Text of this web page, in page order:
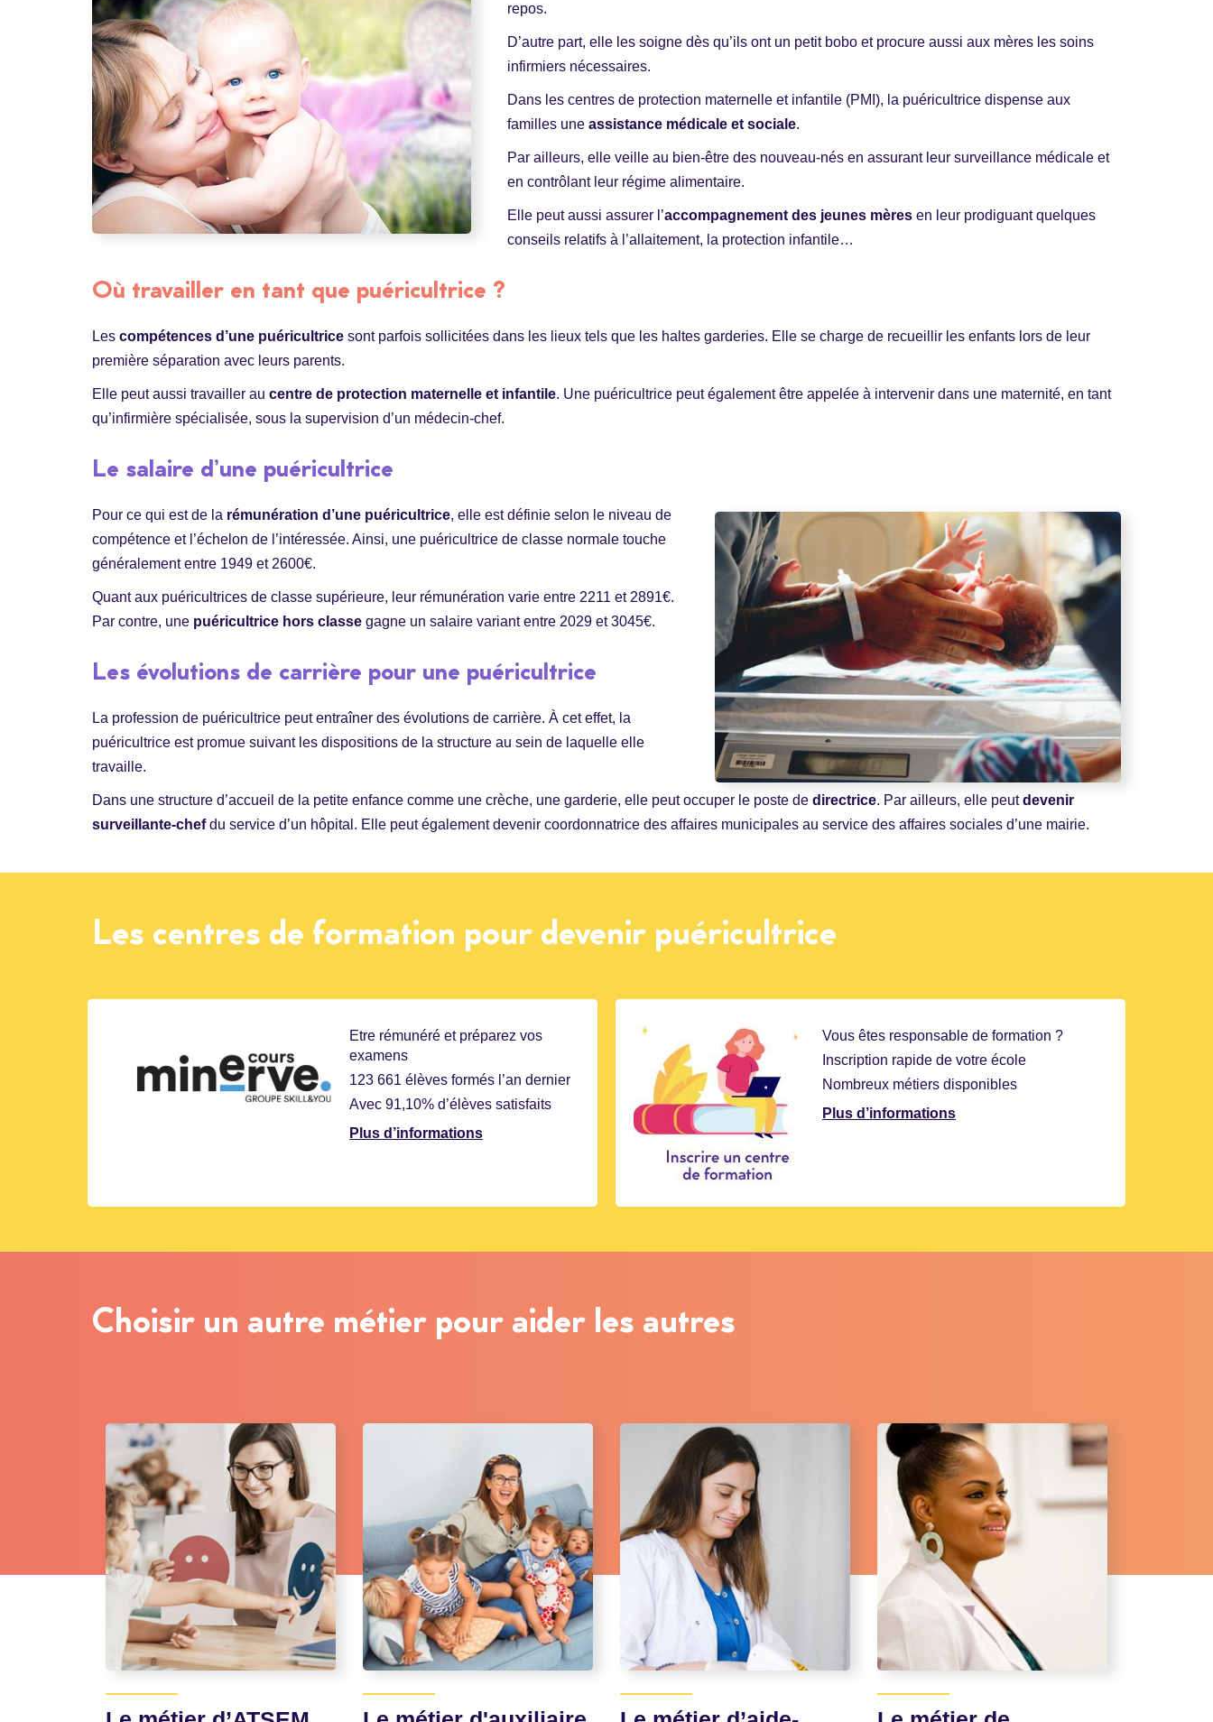
repos.
D’autre part, elle les soigne dès qu’ils ont un petit bobo et procure aussi aux mères les soins
infirmiers nécessaires.
Dans les centres de protection maternelle et infantile (PMI), la puéricultrice dispense aux
familles une assistance médicale et sociale.
Par ailleurs, elle veille au bien-être des nouveau-nés en assurant leur surveillance médicale et
en contrôlant leur régime alimentaire.
Elle peut aussi assurer l’accompagnement des jeunes mères en leur prodiguant quelques
conseils relatifs à l’allaitement, la protection infantile…
Où travailler en tant que puéricultrice ?
Les compétences d’une puéricultrice sont parfois sollicitées dans les lieux tels que les haltes garderies. Elle se charge de recueillir les enfants lors de leur
première séparation avec leurs parents.
Elle peut aussi travailler au centre de protection maternelle et infantile. Une puéricultrice peut également être appelée à intervenir dans une maternité, en tant
qu’infirmière spécialisée, sous la supervision d’un médecin-chef.
Le salaire d’une puéricultrice
Pour ce qui est de la rémunération d’une puéricultrice, elle est définie selon le niveau de
compétence et l’échelon de l’intéressée. Ainsi, une puéricultrice de classe normale touche
généralement entre 1949 et 2600€.
Quant aux puéricultrices de classe supérieure, leur rémunération varie entre 2211 et 2891€.
Par contre, une puéricultrice hors classe gagne un salaire variant entre 2029 et 3045€.
Les évolutions de carrière pour une puéricultrice
La profession de puéricultrice peut entraîner des évolutions de carrière. À cet effet, la
puéricultrice est promue suivant les dispositions de la structure au sein de laquelle elle
travaille.
Dans une structure d’accueil de la petite enfance comme une crèche, une garderie, elle peut occuper le poste de directrice. Par ailleurs, elle peutdevenir
surveillante-chefdu service d’un hôpital. Elle peut également devenir coordonnatrice des affaires municipales au service des affaires sociales d’une mairie.
Les centres de formation pour devenir puéricultrice
Etre rémunéré et préparez vos
examens
123 661 élèves formés l’an dernier
Avec 91,10% d’élèves satisfaits
Plus d’informations
Vous êtes responsable de formation ?
Inscription rapide de votre école
Nombreux métiers disponibles
Plus d’informations
Choisir un autre métier pour aider les autres